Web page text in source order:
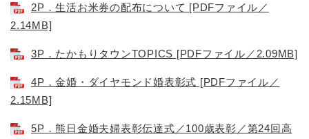
2P．生活お米券の配布について [PDFファイル／
2.14MB]
3P．たかもりタウンTOPICS [PDFファイル／2.09MB]
4P．金婚・ダイヤモンド婚表彰式 [PDFファイル／
2.15MB]
5P．熊日金婚夫婦表彰伝達式／100歳表彰／第24回高